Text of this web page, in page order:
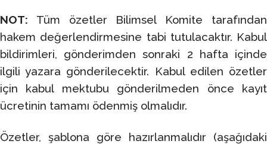
NOT:
Tüm özetler Bilimsel Komite tarafından
hakem değerlendirmesine tabi tutulacaktır. Kabul
bildirimleri, gönderimden sonraki 2 hafta içinde
ilgili yazara gönderilecektir. Kabul edilen özetler
için kabul mektubu gönderilmeden önce kayıt
ücretinin tamamı ödenmiş olmalıdır.
Özetler, şablona göre hazırlanmalıdır (aşağıdaki